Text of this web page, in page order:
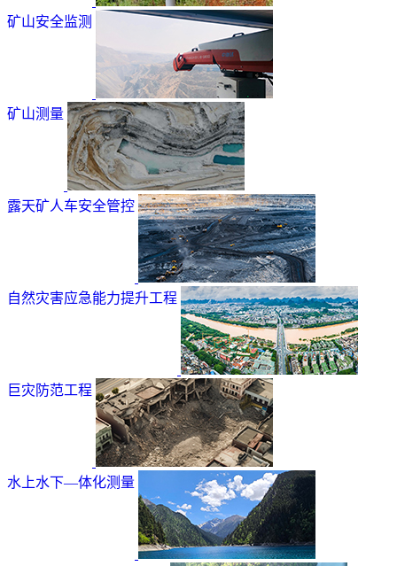
矿山安全监测
矿山测量
露天矿人车安全管控
自然灾害应急能力提升工程
巨灾防范工程
水上水下—体化测量